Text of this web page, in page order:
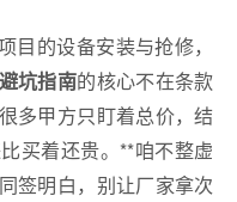
目的设备安装与抢修，
坑指南的核心不在条款
多甲方只盯着总价，结
买着还贵。**咱不整虚
签明白，别让厂家拿次